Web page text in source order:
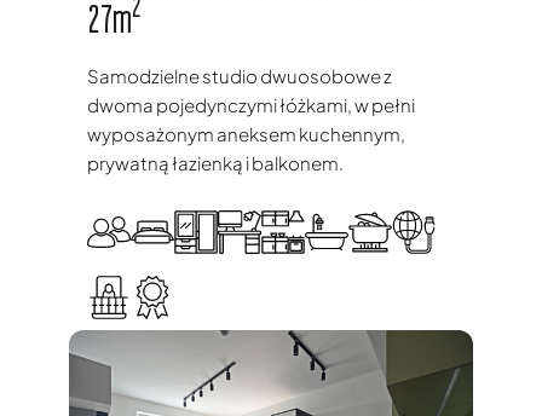
27m2
Samodzielne studio dwuosobowe z
dwoma pojedynczymi łóżkami, w pełni
wyposażonym aneksem kuchennym,
prywatną łazienką i balkonem.